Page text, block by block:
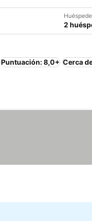
2
Puntuación: 8,0+ Cerca